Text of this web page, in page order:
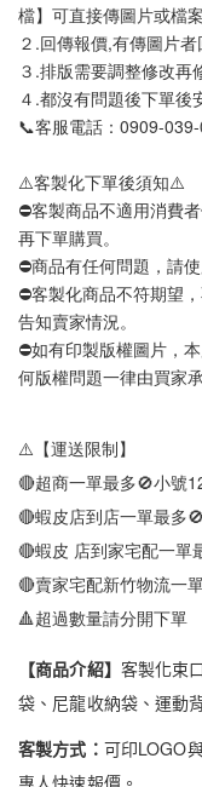
檔】可直接傳圖片或檔
２.回傳報價,有傳圖片
３.排版需要調整修改再
４.都沒有問題後下單後
📞客服電話：0909-
⚠️客製化下單後須知⚠️
⛔客製商品不適用消費
再下單購買。
⛔商品有任何問題，請
⛔客製化商品不符期望
告知賣家情況。
⛔如有印製版權圖片，
何版權問題一律由買家
⚠️【運送限制】
🔴超商一單最多🚫小號
🔴蝦皮店到店一單最多
🔴蝦皮 店到家宅配一單
🔴賣家宅配新竹物流一
🔺超過數量請分開下單
【商品介紹】 客製化束
袋、尼龍收納袋、運動
客製方式： 可印LOGO
專人快速報價。